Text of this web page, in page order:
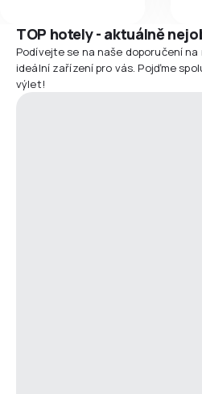
TOP hotely - aktuálně
Podívejte se na naše doporučení
ideální zařízení pro vás. Pojďme
výlet!